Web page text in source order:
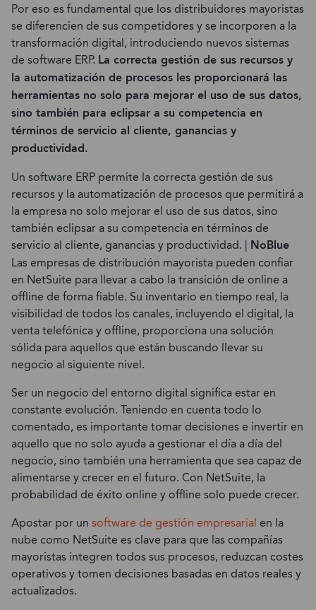
Por eso es fundamental que los distribuidores mayoristas
se diferencien de sus competidores y se incorporen a la
transformación digital, introduciendo nuevos sistemas
de software ERP. La correcta gestión de sus recursos y
la automatización de procesos les proporcionará las
herramientas no solo para mejorar el uso de sus datos,
sino también para eclipsar a su competencia en
términos de servicio al cliente, ganancias y
productividad.
Un software ERP permite la correcta gestión de sus
recursos y la automatización de procesos que permitirá a
la empresa no solo mejorar el uso de sus datos, sino
también eclipsar a su competencia en términos de
servicio al cliente, ganancias y productividad. | NoBlue
Las empresas de distribución mayorista pueden confiar
en NetSuite para llevar a cabo la transición de online a
offline de forma fiable. Su inventario en tiempo real, la
visibilidad de todos los canales, incluyendo el digital, la
venta telefónica y offline, proporciona una solución
sólida para aquellos que están buscando llevar su
negocio al siguiente nivel.
Ser un negocio del entorno digital significa estar en
constante evolución. Teniendo en cuenta todo lo
comentado, es importante tomar decisiones e invertir en
aquello que no solo ayuda a gestionar el día a día del
negocio, sino también una herramienta que sea capaz de
alimentarse y crecer en el futuro. Con NetSuite, la
probabilidad de éxito online y offline solo puede crecer.
Apostar por un software de gestión empresarial en la
nube como NetSuite es clave para que las compañías
mayoristas integren todos sus procesos, reduzcan costes
operativos y tomen decisiones basadas en datos reales y
actualizados.